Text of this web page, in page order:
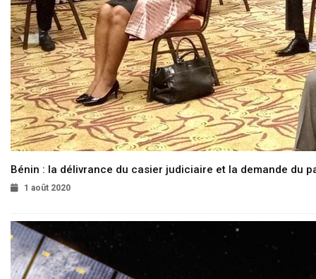
Bénin : la délivrance du casier judiciaire et la demande du
1 août 2020